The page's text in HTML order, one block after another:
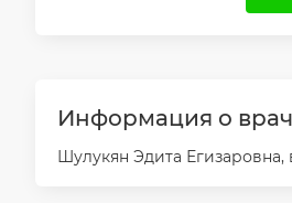
Информация о
Шулукян Эдита Егизаровна,